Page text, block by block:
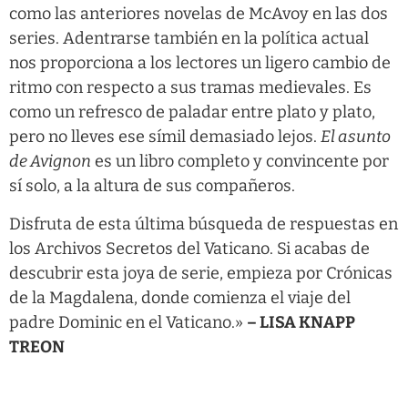
como las anteriores novelas de McAvoy en las dos
series. Adentrarse también en la política actual
nos proporciona a los lectores un ligero cambio de
ritmo con respecto a sus tramas medievales. Es
como un refresco de paladar entre plato y plato,
pero no lleves ese símil demasiado lejos. El asunto
de Avignon es un libro completo y convincente por
sí solo, a la altura de sus compañeros.
Disfruta de esta última búsqueda de respuestas en
los Archivos Secretos del Vaticano. Si acabas de
descubrir esta joya de serie, empieza por Crónicas
de la Magdalena, donde comienza el viaje del
padre Dominic en el Vaticano.» – LISA KNAPP
TREON